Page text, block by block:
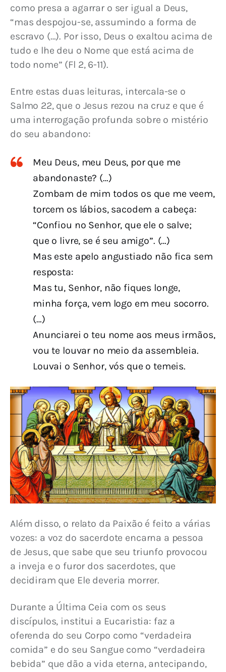
como presa a agarrar o ser igual a Deus,
“mas despojou-se, assumindo a forma de
escravo (…). Por isso, Deus o exaltou acima de
tudo e lhe deu o Nome que está acima de
todo nome” (Fl 2, 6-11).
Entre estas duas leituras, intercala-se o
Salmo 22, que o Jesus rezou na cruz e que é
uma interrogação profunda sobre o mistério
do seu abandono:
Meu Deus, meu Deus, por que me
abandonaste? (…)
Zombam de mim todos os que me veem,
torcem os lábios, sacodem a cabeça:
“Confiou no Senhor, que ele o salve;
que o livre, se é seu amigo”. (…)
Mas este apelo angustiado não fica sem
resposta:
Mas tu, Senhor, não fiques longe,
minha força, vem logo em meu socorro.
(…)
Anunciarei o teu nome aos meus irmãos,
vou te louvar no meio da assembleia.
Louvai o Senhor, vós que o temeis.
Além disso, o relato da Paixão é feito a várias
vozes: a voz do sacerdote encarna a pessoa
de Jesus, que sabe que seu triunfo provocou
a inveja e o furor dos sacerdotes, que
decidiram que Ele deveria morrer.
Durante a Última Ceia com os seus
discípulos, institui a Eucaristia: faz a
oferenda do seu Corpo como “verdadeira
comida” e do seu Sangue como “verdadeira
bebida” que dão a vida eterna, antecipando,